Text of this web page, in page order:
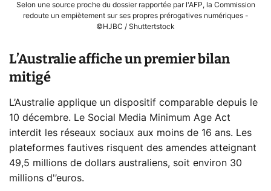
Selon une source proche du dossier rapportée par l'AFP, la Commission
redoute un empiètement sur ses propres prérogatives numériques -
©HJBC / Shuttertstock
L’Australie affiche un premier bilan
mitigé
L’Australie applique un dispositif comparable depuis le
10 décembre. Le Social Media Minimum Age Act
interdit les réseaux sociaux aux moins de 16 ans. Les
plateformes fautives risquent des amendes atteignant
49,5 millions de dollars australiens, soit environ 30
millions d'’euros.